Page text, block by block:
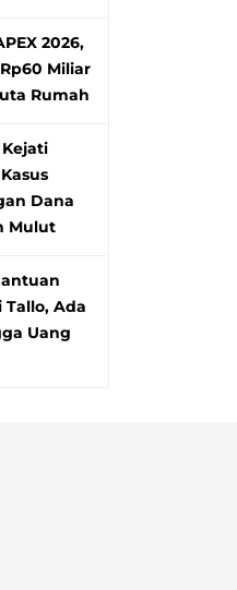
2026,
Miliar
Rumah
Dana
Mulut
Tallo, Ada
Uang